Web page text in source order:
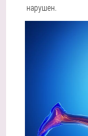
нарушен.